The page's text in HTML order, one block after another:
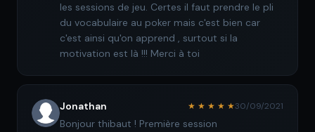
les sessions de jeu. Certes il faut prendre le pli
du vocabulaire au poker mais c'est bien car
c'est ainsi qu'on apprend , surtout si la
motivation est là !!! Merci à toi
Jonathan ★ ★ ★ ★ ★30/09/2021
Bonjour thibaut ! Première session